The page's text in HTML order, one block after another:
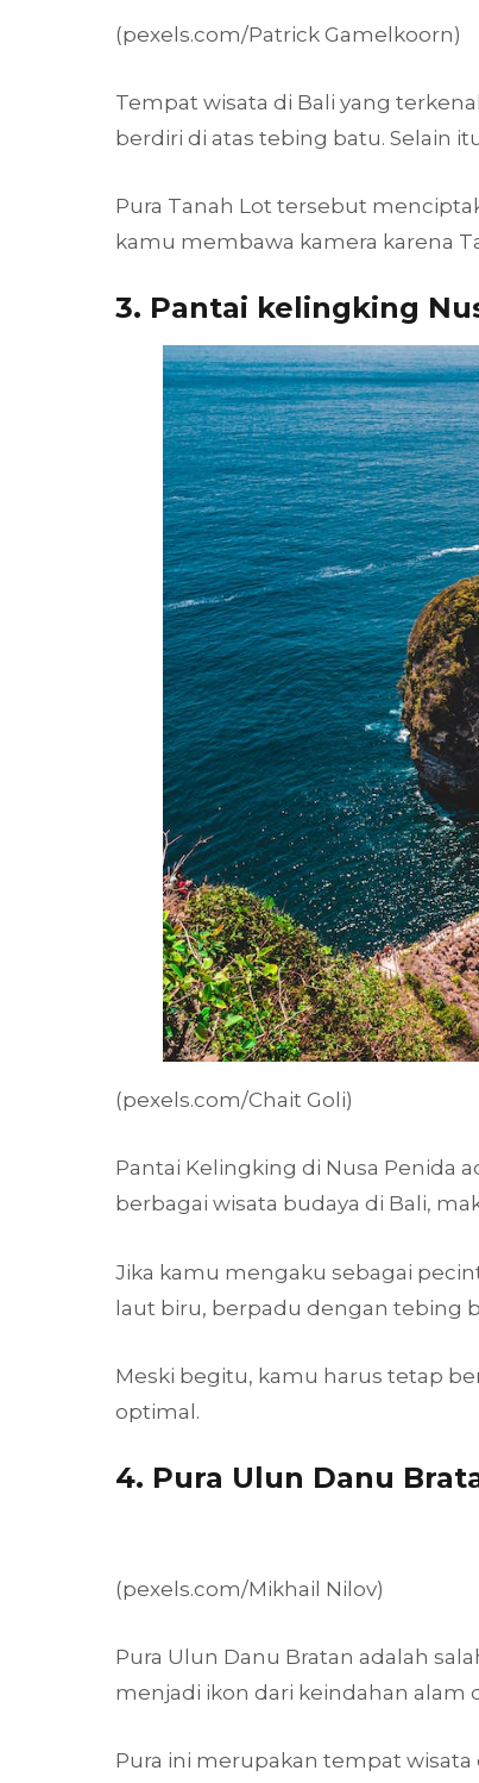
(pexels.com/Patrick Gamelkoorn)
Tempat wisata di Bali yang
berdiri di atas tebing batu. Selain
Pura Tanah Lot tersebut
kamu membawa kamera karena
3. Pantai kelingking
(pexels.com/Chait Goli)
Pantai Kelingking di Nusa Penida
berbagai wisata budaya di Bali,
Jika kamu mengaku sebagai
laut biru, berpadu dengan tebing
Meski begitu, kamu harus tetap
optimal.
4. Pura Ulun Danu
(pexels.com/Mikhail Nilov)
Pura Ulun Danu Bratan adalah
menjadi ikon dari keindahan alam
Pura ini merupakan tempat